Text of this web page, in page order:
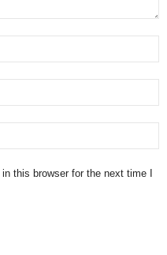
this browser for the next time I